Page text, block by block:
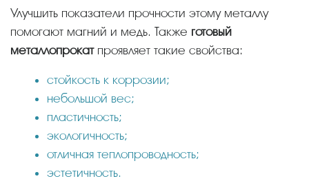
Улучшить показатели прочности этому металлу
помогают магний и медь. Также готовый
металлопрокатпроявляет такие свойства:
стойкость к коррозии;
небольшой вес;
пластичность;
экологичность;
отличная теплопроводность;
эстетичность.